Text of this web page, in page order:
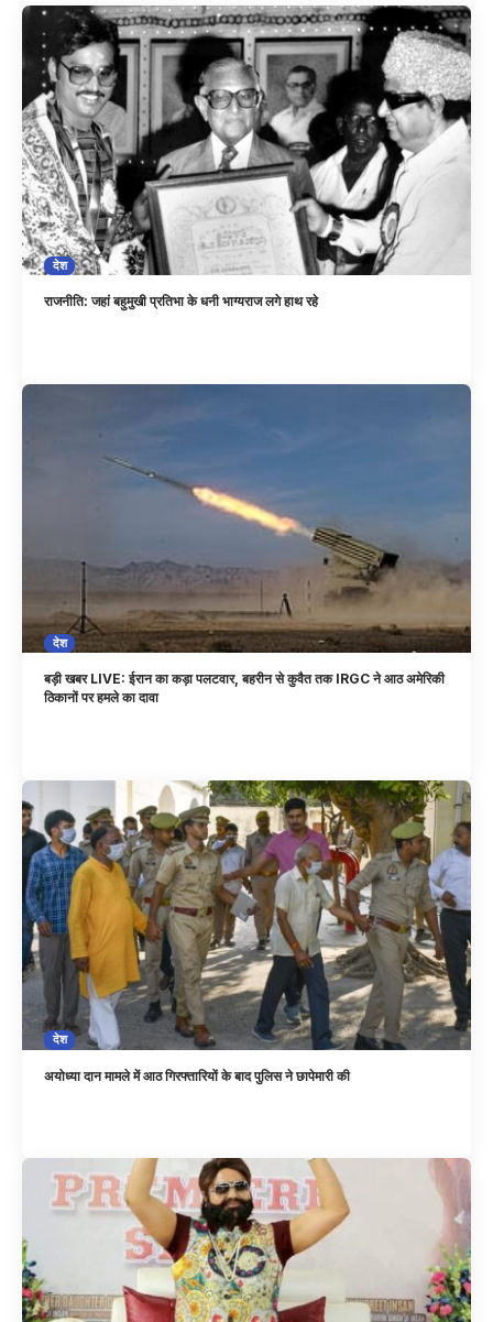
देश
राजनीति: जहां बहुमुखी प्रतिभा के धनी भाग्यराज लगे हाथ रहे
देश
बड़ी खबर LIVE: ईरान का कड़ा पलटवार, बहरीन से कुवैत तक IRGC ने आठ अमेरिकी
ठिकानों पर हमले का दावा
देश
अयोध्या दान मामले में आठ गिरफ्तारियों के बाद पुलिस ने छापेमारी की